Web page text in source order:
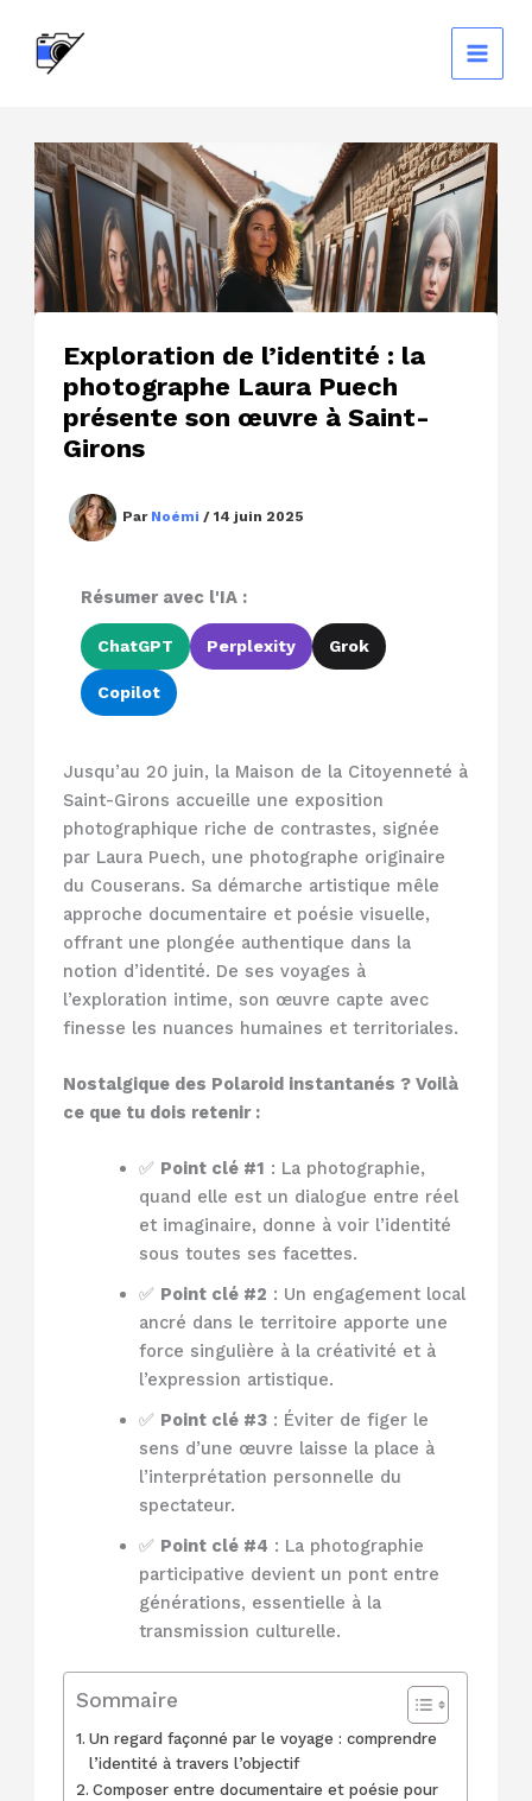
contenu
Exploration de l’identité : la
photographe Laura Puech
présente son œuvre à Saint-
Girons
Par Noémi /14 juin 2025
Résumer avec l'IA :
ChatGPT Perplexity Grok
Copilot
Jusqu’au 20 juin, la Maison de la Citoyenneté à
Saint-Girons accueille une exposition
photographique riche de contrastes, signée
par Laura Puech, une photographe originaire
du Couserans. Sa démarche artistique mêle
approche documentaire et poésie visuelle,
offrant une plongée authentique dans la
notion d’identité. De ses voyages à
l’exploration intime, son œuvre capte avec
finesse les nuances humaines et territoriales.
Nostalgique des Polaroid instantanés ? Voilà
ce que tu dois retenir :
✅ Point clé #1 : La photographie,
quand elle est un dialogue entre réel
et imaginaire, donne à voir l’identité
sous toutes ses facettes.
✅ Point clé #2 : Un engagement local
ancré dans le territoire apporte une
force singulière à la créativité et à
l’expression artistique.
✅ Point clé #3: Éviter de figer le
sens d’une œuvre laisse la place à
l’interprétation personnelle du
spectateur.
✅ Point clé #4 : La photographie
participative devient un pont entre
générations, essentielle à la
transmission culturelle.
Sommaire
Un regard façonné par le voyage : comprendre
l’identité à travers l’objectif
Composer entre documentaire et poésie pour